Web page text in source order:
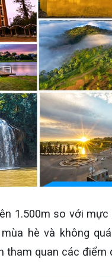
1.500m so với
hè và không
tham quan các